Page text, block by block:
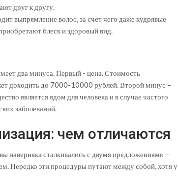
друг к другу.
выпрямление волос, за счет чего даже кудрявые
блеск и здоровый вид.
два минуса. Первый - цена. Стоимость
доходить до 7000-10000 рублей. Второй минус –
является ядом для человека и в случае частого
заболеваний.
чем отличаются
наверняка сталкивались с двумя предложениями –
Нередко эти процедуры путают между собой, хотя у